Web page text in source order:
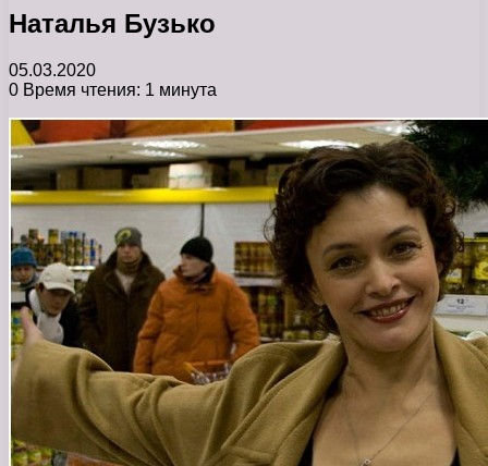
Наталья Бузько
05.03.2020
0 Время чтения: 1 минута